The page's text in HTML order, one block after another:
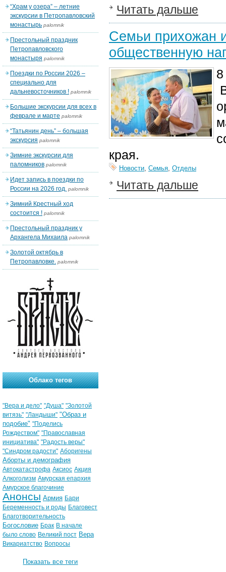
Читать дальше
Семьи прихожан
общественную
края.
Новости, Семья, Отделы
Читать дальше
“Храм у озера” – летние
экскурсии в Петропавловский
монастырь palomnik
Престольный праздник
Петропавловского
монастыря palomnik
Поездки по России 2026 –
специально для
дальневосточников ! palomnik
Большие экскурсии для всех в
феврале и марте palomnik
“Татьянин день” – большая
экскурсия palomnik
Зимние экскурсии для
паломников palomnik
Идет запись в поездки по
России на 2026 год. palomnik
Зимний Крестный ход
состоится ! palomnik
Престольный праздник у
Архангела Михаила palomnik
Золотой октябрь в
Петропавловке. palomnik
Облако тегов
"Вера и дело" "Душа" "Золотой
витязь" "Ландыши" "Образ и
подобие" "Поделись
Рождеством" "Православная
инициатива" "Радость веры"
"Синдром радости" Аборигены
Аборты и демография
Автокатастрофа Аксиос Акция
Алкоголизм Амурская епархия
Амурское благочиние
Анонсы Армия Бари
Беременность и роды Благовест
Благотворительность
Богословие Брак В начале
было слово Великий пост Вера
Викариатство Вопросы
Показать все теги